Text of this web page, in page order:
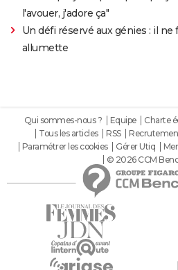
l'avouer, j'adore ça"
Un défi réservé aux génies : il
allumette
Qui sommes-nous ? Equipe Charte
Tous les articles
RSS
Paramétrer les cookies
Gérer Utiq
© 2026 CCM